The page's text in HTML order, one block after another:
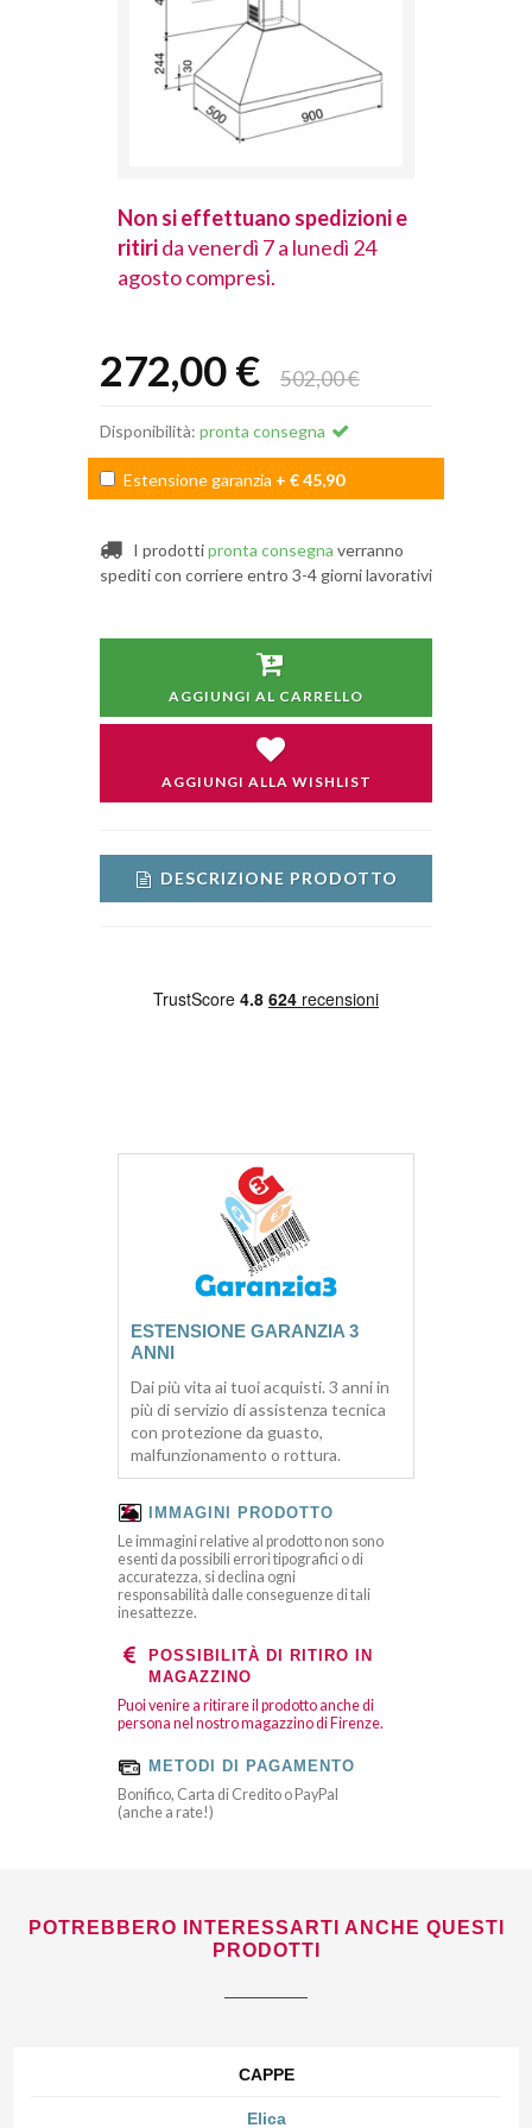
Non si effettuano spedizioni e
ritirida venerdì 7 a lunedì 24
agosto compresi.
272,00 € 502,00 €
Disponibilità: pronta consegna
Estensione garanzia + € 45,90
I prodottipronta consegna verranno
spediti con corriere entro 3-4 giorni lavorativi
AGGIUNGI AL CARRELLO
AGGIUNGI ALLA WISHLIST
DESCRIZIONE PRODOTTO
ESTENSIONE GARANZIA 3
ANNI
Dai più vita ai tuoi acquisti. 3 anni in
più di servizio di assistenza tecnica
con protezione da guasto,
malfunzionamento o rottura.
IMMAGINI PRODOTTO
Le immagini relative al prodotto non sono
esenti da possibili errori tipografici o di
accuratezza, si declina ogni
responsabilità dalle conseguenze di tali
inesattezze.
POSSIBILITÀ DI RITIRO IN
MAGAZZINO
Puoi venire a ritirare il prodotto anche di
persona nel nostro magazzino di Firenze.
METODI DI PAGAMENTO
Bonifico, Carta di Credito o PayPal
(anche a rate!)
POTREBBERO INTERESSARTI ANCHE QUESTI
PRODOTTI
CAPPE
Elica